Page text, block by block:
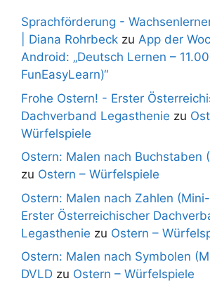
Sprachförderung -
| Diana Rohrbeck zu App der
Android: „Deutsch Lernen –
FunEasyLearn)“
Frohe Ostern! - Erster
Dachverband Legasthenie zu
Würfelspiele
Ostern: Malen nach Buchstaben
zu Ostern – Würfelspiele
Ostern: Malen nach Zahlen
Erster Österreichischer
Legasthenie zu Ostern –
Ostern: Malen nach Symbolen
DVLD zu Ostern – Würfelspiele